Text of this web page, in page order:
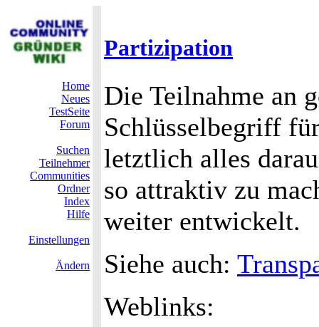
Partizipation
Home
Neues
TestSeite
Forum
Suchen
Teilnehmer
Communities
Ordner
Index
Hilfe
Einstellungen
Ändern
Die Teilnahme an
Schlüsselbegriff
letztlich alles
so attraktiv zu
weiter entwickelt.
Siehe auch:
Weblinks: